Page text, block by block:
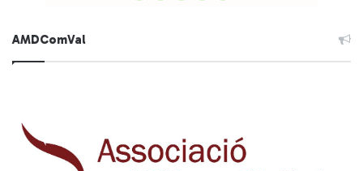
AMDComVal